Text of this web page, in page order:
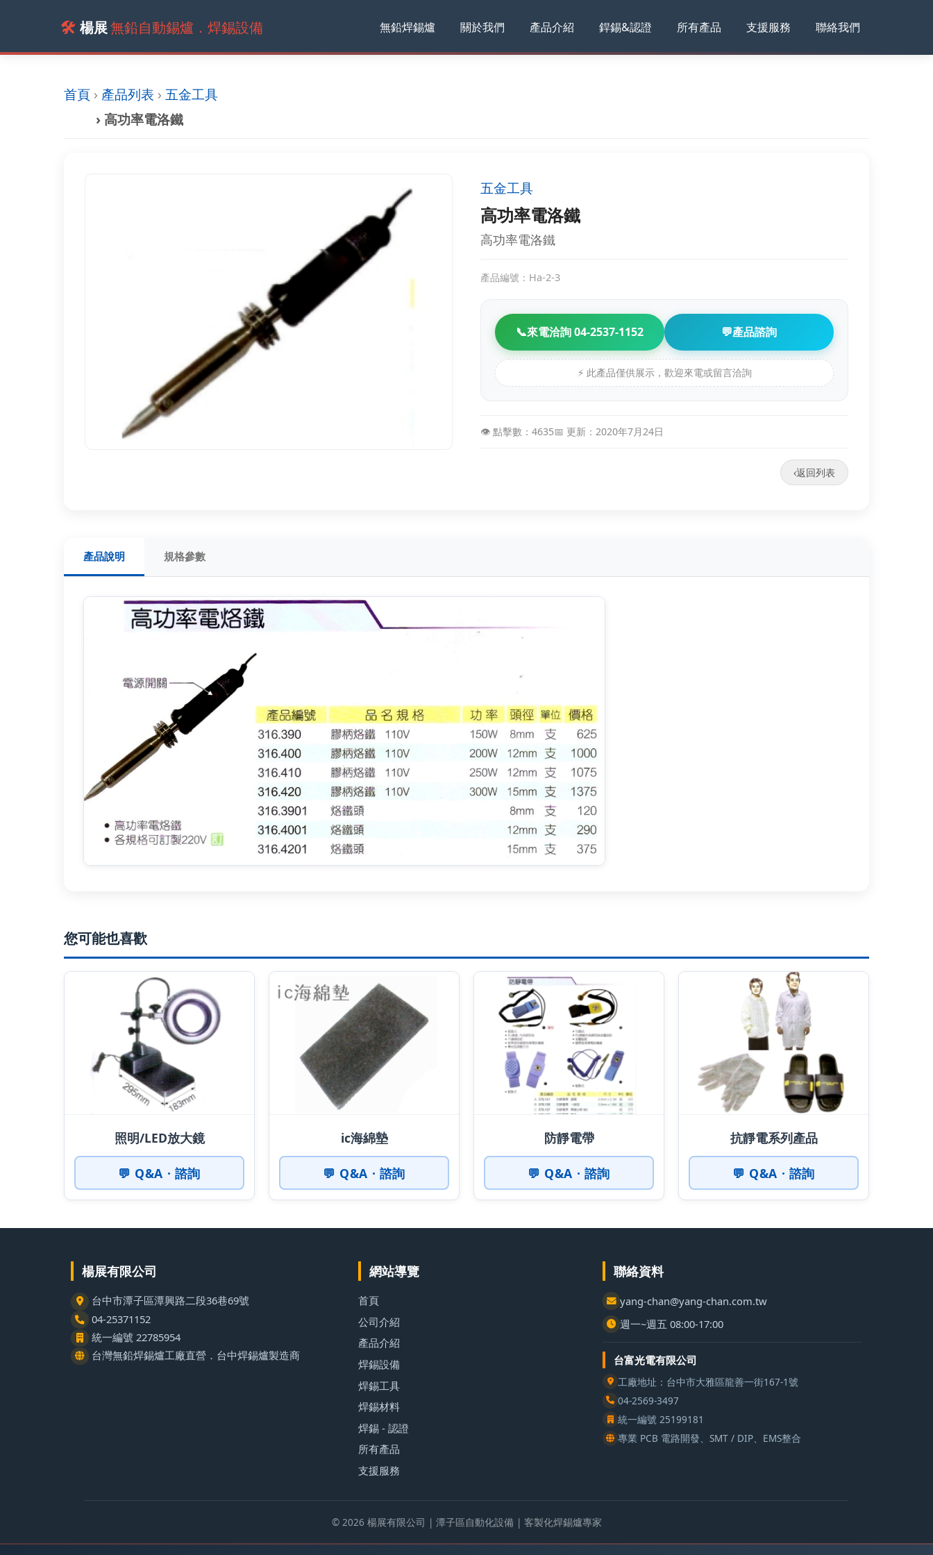
🛠️ 楊展無鉛自動錫爐．焊錫設備 無鉛焊錫爐 關於我們 產品介紹 銲錫&認證 所有產品 支援服務 聯絡我們
首頁 › 產品列表 › 五金工具
› 高功率電洛鐵
五金工具
高功率電洛鐵
高功率電洛鐵
產品編號：Ha-2-3
📞來電洽詢 04-2537-1152 💬產品諮詢
⚡ 此產品僅供展示，歡迎來電或留言洽詢
👁️ 點擊數：4635📅 更新：2020年7月24日
‹返回列表
產品說明 規格參數
您可能也喜歡
照明/LED放大鏡
💬 Q&A · 諮詢
ic海綿墊
💬 Q&A · 諮詢
防靜電帶
💬 Q&A · 諮詢
抗靜電系列產品
💬 Q&A · 諮詢
楊展有限公司
台中市潭子區潭興路二段36巷69號
04-25371152
統一編號 22785954
台灣無鉛焊錫爐工廠直營．台中焊錫爐製造商
網站導覽
首頁
公司介紹
產品介紹
焊錫設備
焊錫工具
焊錫材料
焊錫 - 認證
所有產品
支援服務
聯絡資料
yang-chan@yang-chan.com.tw
週一~週五 08:00-17:00
台富光電有限公司
工廠地址：台中市大雅區龍善一街167-1號
04-2569-3497
統一編號 25199181
專業 PCB 電路開發、SMT / DIP、EMS整合
© 2026 楊展有限公司 | 潭子區自動化設備 | 客製化焊錫爐專家